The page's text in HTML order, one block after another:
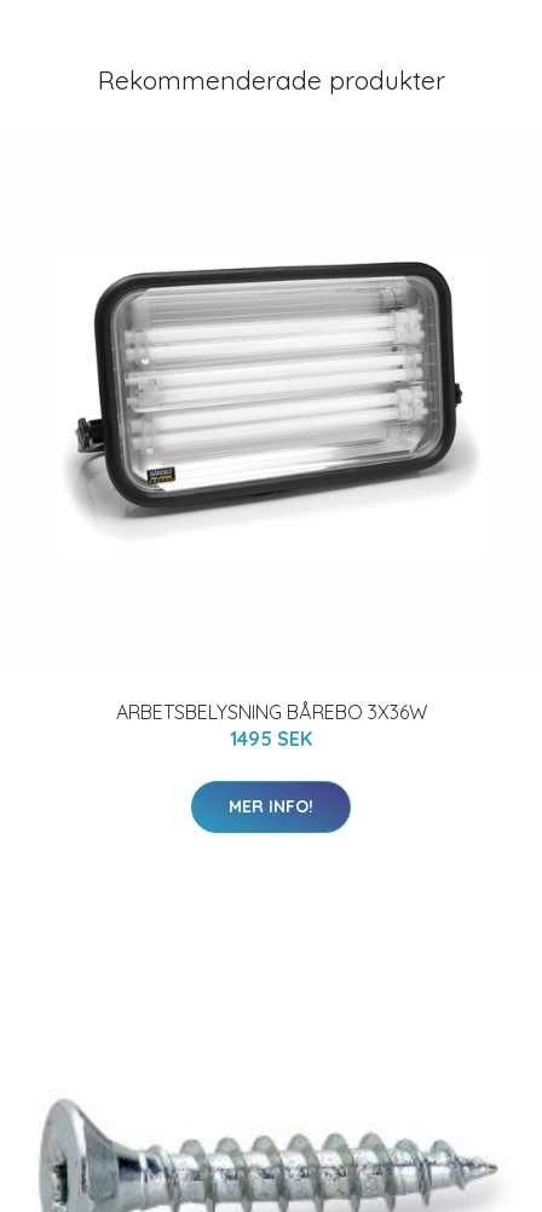
Rekommenderade produkter
ARBETSBELYSNING BÅREBO 3X36W
1495 SEK
MER INFO!